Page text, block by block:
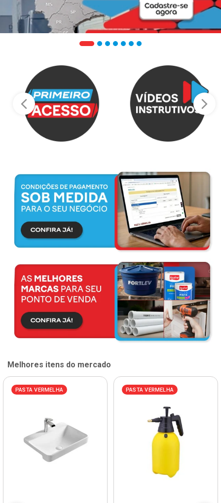
Melhores itens do mercado
PASTA VERMELHA PASTA VERMELHA